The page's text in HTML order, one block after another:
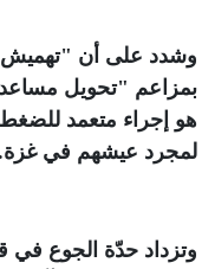
وشدد على أن "تهميش
بمزاعم "تحويل
هو إجراء متعمد
لمجرد عيشهم في غزة
وتزداد حدّة الجوع في